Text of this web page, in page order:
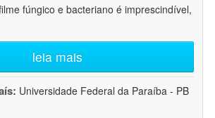
fúngico e bacteriano é imprescindível,
leia mais
Universidade Federal da Paraíba - PB